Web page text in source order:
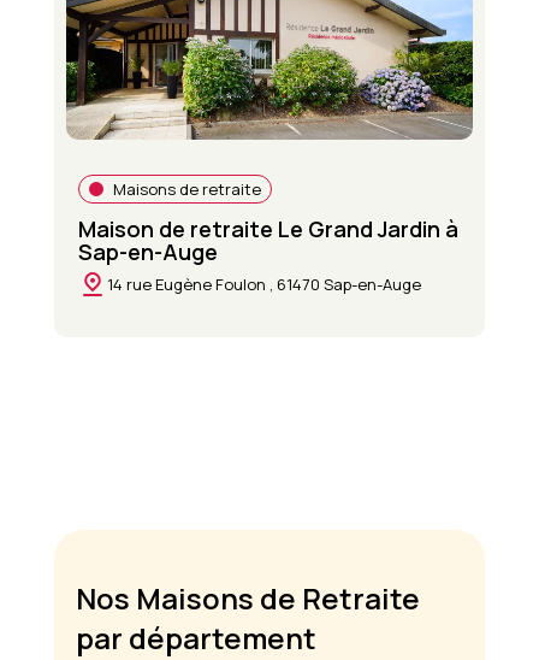
Maisons de retraite
Maison de retraite Le Grand Jardin à
Sap-en-Auge
14 rue Eugène Foulon , 61470 Sap-en-Auge
Nos Maisons de Retraite
par département